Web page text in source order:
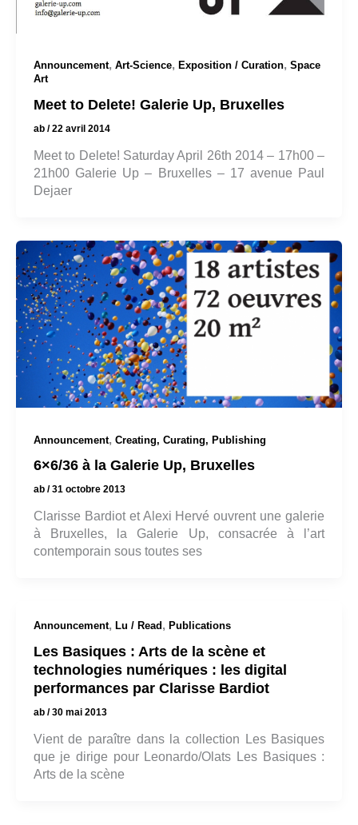
Announcement, Art-Science, Exposition / Curation, Space
Art
Meet to Delete! Galerie Up, Bruxelles
ab /22 avril 2014
Meet to Delete! Saturday April 26th 2014 – 17h00 –
21h00 Galerie Up – Bruxelles – 17 avenue Paul
Dejaer
Announcement, Creating, Curating, Publishing
6×6/36 à la Galerie Up, Bruxelles
ab /31 octobre 2013
Clarisse Bardiot et Alexi Hervé ouvrent une galerie
à Bruxelles, la Galerie Up, consacrée à l’art
contemporain sous toutes ses
Announcement, Lu / Read , Publications
Les Basiques : Arts de la scène et
technologies numériques : les digital
performances par Clarisse Bardiot
ab /30 mai 2013
Vient de paraître dans la collection Les Basiques
que je dirige pour Leonardo/Olats Les Basiques :
Arts de la scène